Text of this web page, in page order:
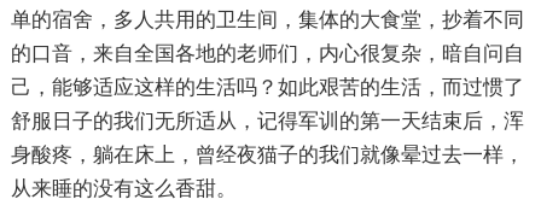
单的宿舍，多人共用的卫生间，集体的大食堂，抄着不同
的口音，来自全国各地的老师们，内心很复杂，暗自问自
己，能够适应这样的生活吗？如此艰苦的生活，而过惯了
舒服日子的我们无所适从，记得军训的第一天结束后，浑
身酸疼，躺在床上，曾经夜猫子的我们就像晕过去一样，
从来睡的没有这么香甜。